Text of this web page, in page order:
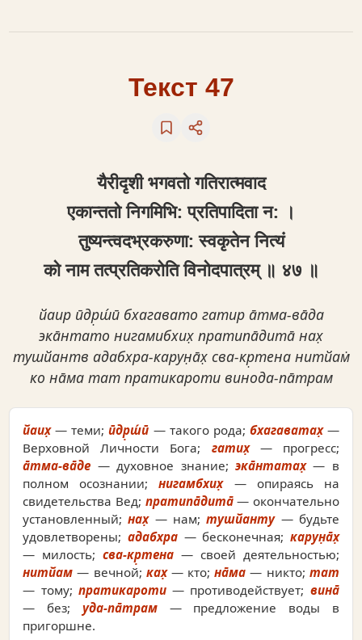
Текст 47
यैरीद‍ृशी भगवतो गतिरात्मवाद
एकान्ततो निगमिभि: प्रतिपादिता न: ।
तुष्यन्‍त्वदभ्रकरुणा: स्वकृतेन नित्यं
को नाम तत्प्रतिकरोति विनोदपात्रम् ॥ ४७ ॥
йаир ӣдр̣ш́ӣ бхагавато гатир а̄тма-ва̄да
эка̄нтато нигамибхих̣ пратипа̄дита̄ нах̣
тушйантв адабхра-карун̣а̄х̣ сва-кр̣тена нитйам̇
ко на̄ма тат пратикароти винода-па̄трам
йаих̣— теми;ӣдр̣ш́ӣ — такого рода; бхагаватах̣—
Верховной Личности Бога; гатих̣— прогресс;
а̄тма-ва̄де — духовное знание; эка̄нтатах̣— в
полном осознании;нигамбхих̣— опираясь на
свидетельства Вед; пратипа̄дита̄— окончательно
установленный;нах̣— нам;тушйанту— будьте
удовлетворены; адабхра— бесконечная; карун̣а̄х̣
— милость;сва-кр̣тена — своей деятельностью;
нитйам — вечной; ках̣— кто;на̄ма — никто; тат
— тому; пратикароти— противодействует; вина̄
— без; уда-па̄трам— предложение воды в
пригоршне.